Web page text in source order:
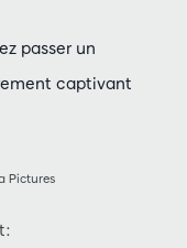
passer un
captivant
Pictures